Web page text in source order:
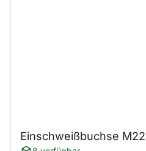
Einschweißbuchse